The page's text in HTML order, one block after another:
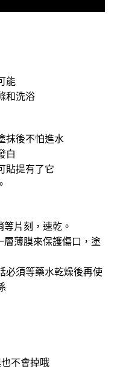
能
和洗浴
抹後不怕進水
白
貼提有了它
片刻，速乾。
層薄膜來保護傷口，塗
必須等藥水乾燥後再使
不會掉哦